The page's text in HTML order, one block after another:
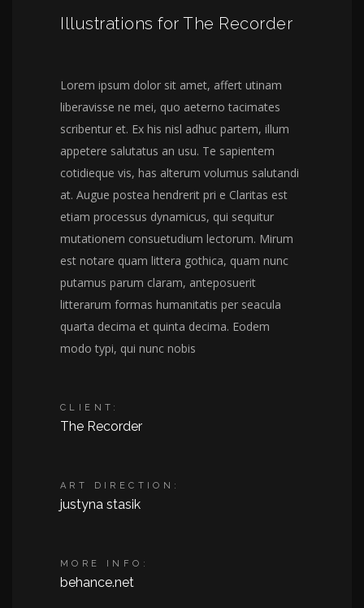
Illustrations for The Recorder
Lorem ipsum dolor sit amet, affert utinam
liberavisse ne mei, quo aeterno tacimates
scribentur et. Ex his nisl adhuc partem, illum
appetere salutatus an usu. Te sapientem
cotidieque vis, has alterum volumus salutandi
at. Augue postea hendrerit pri e Claritas est
etiam processus dynamicus, qui sequitur
mutationem consuetudium lectorum. Mirum
est notare quam littera gothica, quam nunc
putamus parum claram, anteposuerit
litterarum formas humanitatis per seacula
quarta decima et quinta decima. Eodem
modo typi, qui nunc nobis
CLIENT:
The Recorder
ART DIRECTION:
justyna stasik
MORE INFO:
behance.net